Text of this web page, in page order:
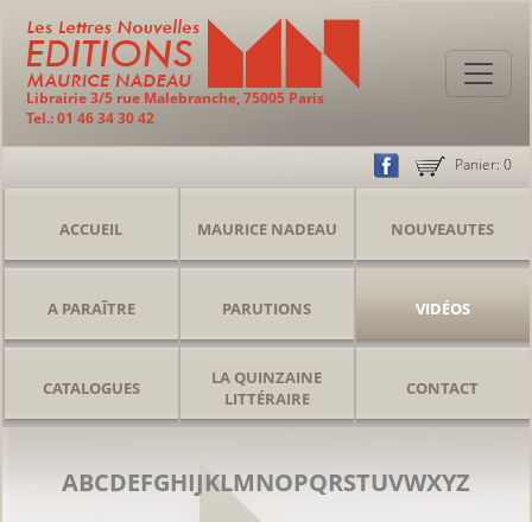
Librairie 3/5 rue Malebranche, 75005 Paris
Tel.: 01 46 34 30 42
Panier: 0
ACCUEIL MAURICE NADEAU NOUVEAUTES
A PARAÎTRE PARUTIONS VIDÉOS
CATALOGUES
LA QUINZAINE
LITTÉRAIRE
CONTACT
ABCDEFGHIJKLMNOPQRSTUVWXYZ